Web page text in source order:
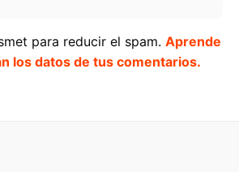
para reducir el spam. Aprende
los datos de tus comentarios.